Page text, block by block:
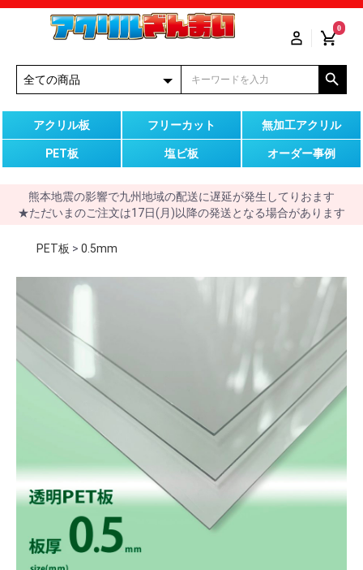
0
アクリル板 フリーカット 無加工アクリル
PET板 塩ビ板 オーダー事例
熊本地震の影響で九州地域の配送に遅延が発生してりおます
★ただいまのご注文は17日(月)以降の発送となる場合があります
PET板 > 0.5mm